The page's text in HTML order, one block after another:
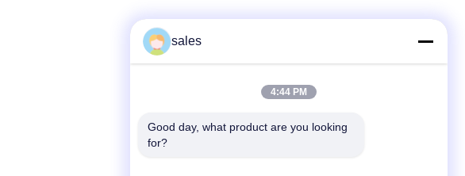
sales
4:44 PM
Good day, what product are you looking
for?